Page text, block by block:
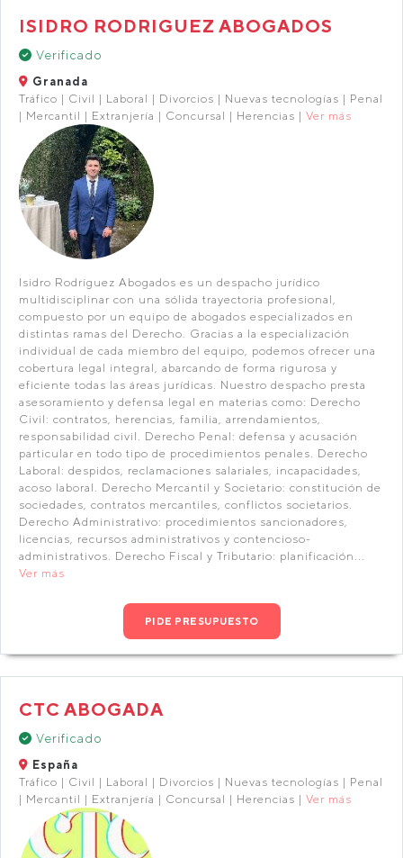
ISIDRO RODRIGUEZ ABOGADOS
Verificado
Granada
Tráfico | Civil | Laboral | Divorcios | Nuevas tecnologías | Penal
| Mercantil | Extranjería | Concursal | Herencias | Ver más
Isidro Rodríguez Abogados es un despacho jurídico
multidisciplinar con una sólida trayectoria profesional,
compuesto por un equipo de abogados especializados en
distintas ramas del Derecho. Gracias a la especialización
individual de cada miembro del equipo, podemos ofrecer una
cobertura legal integral, abarcando de forma rigurosa y
eficiente todas las áreas jurídicas. Nuestro despacho presta
asesoramiento y defensa legal en materias como: Derecho
Civil: contratos, herencias, familia, arrendamientos,
responsabilidad civil. Derecho Penal: defensa y acusación
particular en todo tipo de procedimientos penales. Derecho
Laboral: despidos, reclamaciones salariales, incapacidades,
acoso laboral. Derecho Mercantil y Societario: constitución de
sociedades, contratos mercantiles, conflictos societarios.
Derecho Administrativo: procedimientos sancionadores,
licencias, recursos administrativos y contencioso-
administrativos. Derecho Fiscal y Tributario: planificación...
Ver más
PIDE PRESUPUESTO
CTC ABOGADA
Verificado
España
Tráfico | Civil | Laboral | Divorcios | Nuevas tecnologías | Penal
| Mercantil | Extranjería | Concursal | Herencias | Ver más